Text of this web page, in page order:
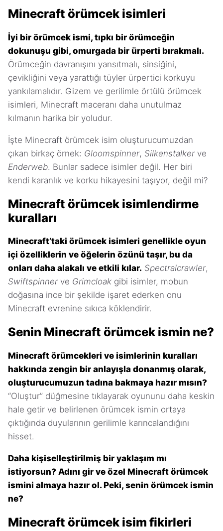
Minecraft örümcek isimleri
İyi bir örümcek ismi, tıpkı bir örümceğin
dokunuşu gibi, omurgada bir ürperti bırakmalı.
Örümceğin davranışını yansıtmalı, sinsiğini,
çevikliğini veya yarattığı tüyler ürpertici korkuyu
yankılamalıdır. Gizem ve gerilimle örtülü örümcek
isimleri, Minecraft maceranı daha unutulmaz
kılmanın harika bir yoludur.
İşte Minecraft örümcek isim oluşturucumuzdan
çıkan birkaç örnek: Gloomspinner, Silkenstalkerve
Enderweb. Bunlar sadece isimler değil. Her biri
kendi karanlık ve korku hikayesini taşıyor, değil mi?
Minecraft örümcek isimlendirme
kuralları
Minecraft’taki örümcek isimleri genellikle oyun
içi özelliklerin ve öğelerin özünü taşır, bu da
onları daha alakalı ve etkili kılar. Spectralcrawler,
Swiftspinnerve Grimcloak gibi isimler, mobun
doğasına ince bir şekilde işaret ederken onu
Minecraft evrenine sıkıca köklendirir.
Senin Minecraft örümcek ismin ne?
Minecraft örümcekleri ve isimlerinin kuralları
hakkında zengin bir anlayışla donanmış olarak,
oluşturucumuzun tadına bakmaya hazır mısın?
“Oluştur” düğmesine tıklayarak oyununu daha keskin
hale getir ve belirlenen örümcek ismin ortaya
çıktığında duyularının gerilimle karıncalandığını
hisset.
Daha kişiselleştirilmiş bir yaklaşım mı
istiyorsun? Adını gir ve özel Minecraft örümcek
ismini almaya hazır ol. Peki, senin örümcek ismin
ne?
Minecraft örümcek isim fikirleri